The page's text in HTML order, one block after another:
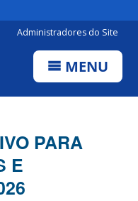
Administradores do Site
MENU
PARA
E